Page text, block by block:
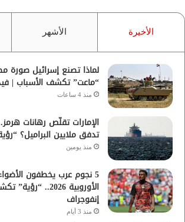
الأخيرة الأشهر
لماذا تصنع إسرائيل
“ماعت” تكشف الأسباب |
منذ 4 ساعات
الإمارات تقلّص رهانات
تدفق ملايين البراميل؟
منذ يومين
5 نجوم عرب يخطفون
الأوروبية 2026..
إنفوجراف
منذ 3 أيام